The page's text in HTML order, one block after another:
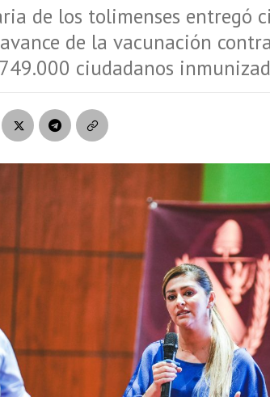
de los tolimenses entregó
de la vacunación
ciudadanos